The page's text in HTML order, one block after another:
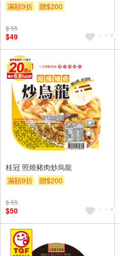
滿額9折
贈$200
$ 55
$49
桂冠 照燒豬肉炒烏龍
滿額9折
贈$200
$ 55
$50